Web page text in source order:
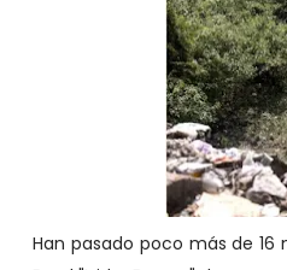
Han pasado poco más de 16